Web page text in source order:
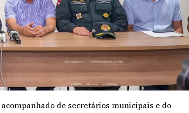
de secretários municipais e do